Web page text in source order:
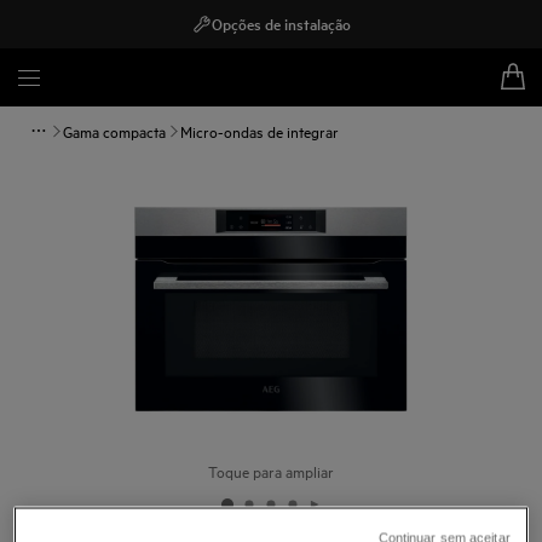
Opções de instalação
Gama compacta Micro-ondas de integrar
Toque para ampliar
Continuar sem aceitar